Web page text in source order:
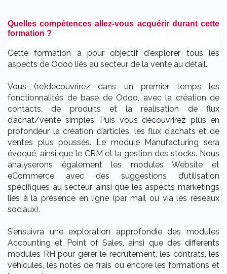
Quelles compétences allez-vous acquérir durant cette
formation ?
Cette formation a pour objectif d'explorer tous les
aspects de Odoo liés au secteur de la vente au détail.
Vous (re)découvrirez dans un premier temps les
fonctionnalités de base de Odoo, avec la création de
contacts, de produits et la réalisation de flux
d’achat/vente simples. Puis vous découvrirez plus en
profondeur la création d’articles, les flux d’achats et de
ventes plus poussés. Le module Manufacturing sera
évoqué, ainsi que le CRM et la gestion des stocks. Nous
analyserons également les modules Website et
eCommerce avec des suggestions d’utilisation
spécifiques au secteur, ainsi que les aspects marketings
liés à la présence en ligne (par mail ou via les réseaux
sociaux).
S’ensuivra une exploration approfondie des modules
Accounting et Point of Sales, ainsi que des différents
modules RH pour gérer le recrutement, les contrats, les
véhicules, les notes de frais ou encore les formations et